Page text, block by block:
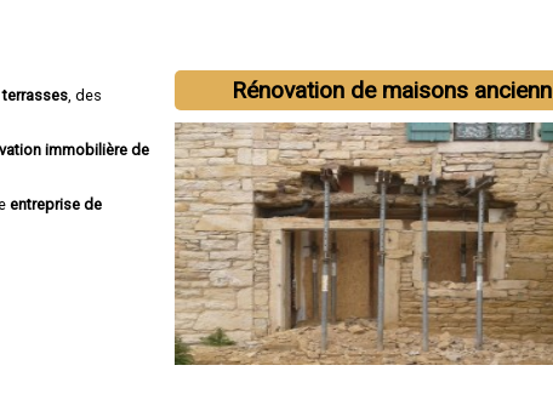
Rénovation de maisons
terrasses , des
immobilière de
entreprise de